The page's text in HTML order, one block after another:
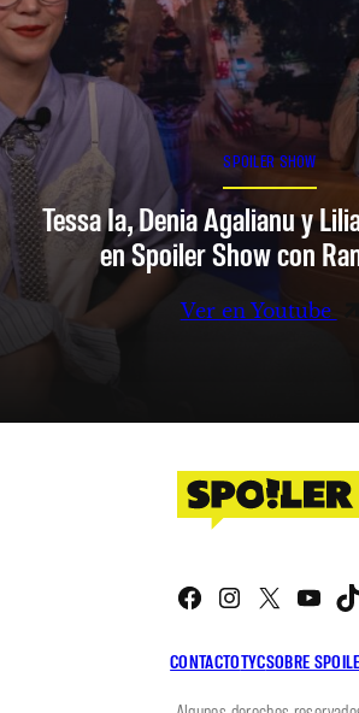
SPOILER SHOW
Tessa Ia, Denia Agalianu y
en Spoiler Show con
Ver en Youtube
CONTACTOTYCSOBRE
Facebook
X